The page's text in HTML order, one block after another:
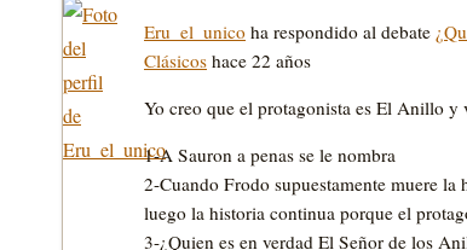
Eru_el_unico ha respondido al debate
Clásicos hace 22 años
Yo creo que el protagonista es El Anillo y
1-A Sauron a penas se le nombra
2-Cuando Frodo supuestamente muere
luego la historia continua porque el
3-¿Quien es en verdad El Señor de los